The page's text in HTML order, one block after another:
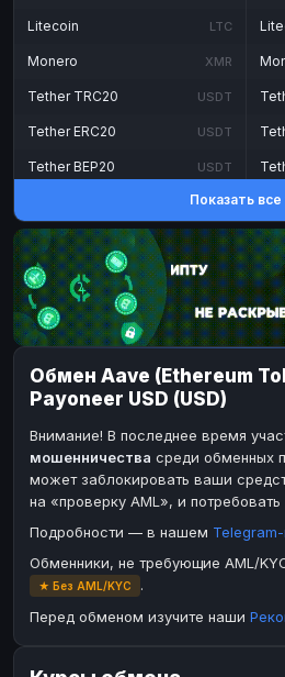
Litecoin LTC
Monero XMR
Tether TRC20 USDT
Tether ERC20 USDT
Tether BEP20 USDT
DASH
Toncoin TON
Dogecoin DOGE
TRX TRON
Bitcoin Cash BCH
BinanceCoin BEP20
Ether Classic
SOL
Ripple XRP
Paxum USD
Perfect Money
Payoneer USD
Показать все
Обмен Aave (Ethereum
Payoneer USD (USD)
Внимание! В последнее время
мошенничества среди обменных
может заблокировать ваши
на «проверку AML», и
Подробности — в нашем
Обменники, не требующие AML/
★ Без AML/KYC
.
Перед обменом изучите наши